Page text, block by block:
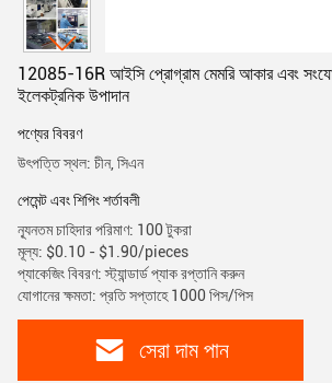
12085-16R আইসি প্রোগ্রাম মেমরি আকার এবং
ইলেকট্রনিক উপাদান
পণ্যের বিবরণ
উৎপত্তি স্থল: চীন, সিএন
পেমেন্ট এবং শিপিং শর্তাবলী
ন্যূনতম চাহিদার পরিমাণ: 100 টুকরা
মূল্য: $0.10 - $1.90/pieces
প্যাকেজিং বিবরণ: স্ট্যান্ডার্ড প্যাক রপ্তানি করুন
যোগানের ক্ষমতা: প্রতি সপ্তাহে 1000 পিস/পিস
সেরা দাম পান